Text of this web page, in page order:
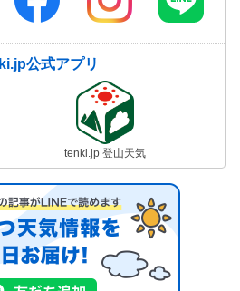
公式アプリ
tenki.jp 登山天気